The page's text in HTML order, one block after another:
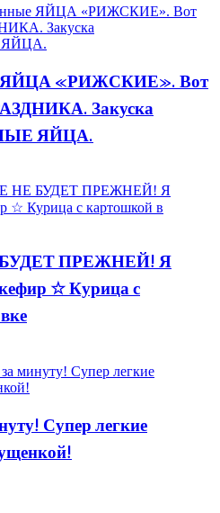
ЯЙЦА «РИЖСКИЕ». Вот
Закуска
ЯЙЦА.
ПРЕЖНЕЙ! Я
☆ Курица с
Супер легкие